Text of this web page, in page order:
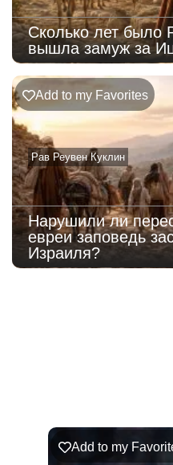
Сколько лет было
вышла замуж за
Рав Реувен Куклин
Add to my Favorites
Нарушили ли
евреи заповедь
Израиля?
Ръэ
02.08.2026
Add to my